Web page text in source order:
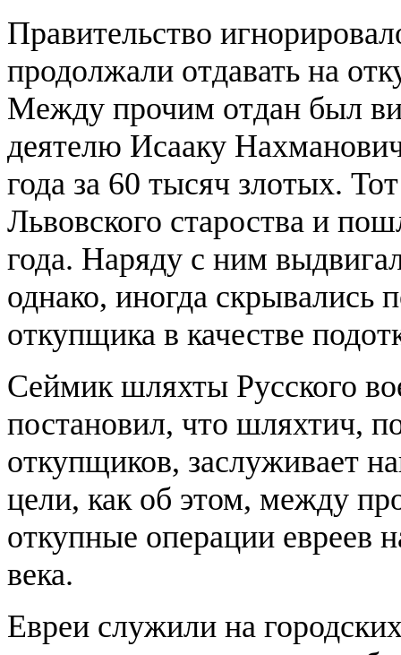
Правительство
продолжали отдавать на
Между прочим отдан был
деятелю Исааку
года за 60 тысяч злотых.
Львовского староства и
года. Наряду с ним
однако, иногда скрывались
откупщика в качестве
Сеймик шляхты Русского
постановил, что шляхтич,
откупщиков, заслуживает
цели, как об этом, между
откупные операции евреев
века.
Евреи служили на